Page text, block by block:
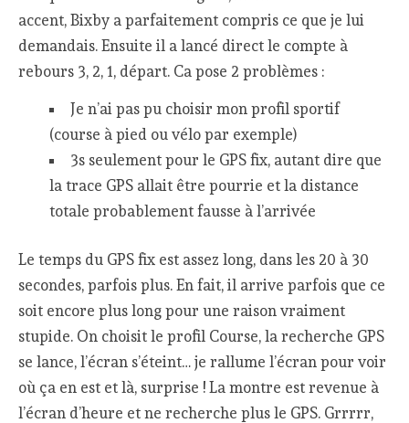
accent, Bixby a parfaitement compris ce que je lui
demandais. Ensuite il a lancé direct le compte à
rebours 3, 2, 1, départ. Ca pose 2 problèmes :
Je n’ai pas pu choisir mon profil sportif
(course à pied ou vélo par exemple)
3s seulement pour le GPS fix, autant dire que
la trace GPS allait être pourrie et la distance
totale probablement fausse à l’arrivée
Le temps du GPS fix est assez long, dans les 20 à 30
secondes, parfois plus. En fait, il arrive parfois que ce
soit encore plus long pour une raison vraiment
stupide. On choisit le profil Course, la recherche GPS
se lance, l’écran s’éteint… je rallume l’écran pour voir
où ça en est et là, surprise ! La montre est revenue à
l’écran d’heure et ne recherche plus le GPS. Grrrrr,